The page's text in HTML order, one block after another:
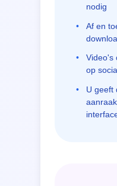
nodig
•
Af en
•
Video's
op
•
U geeft